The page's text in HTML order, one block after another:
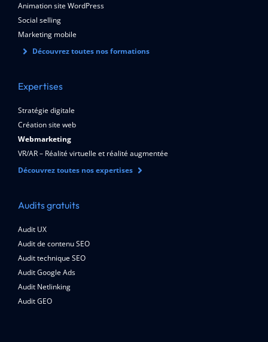
Animation site WordPress
Social selling
Marketing mobile
Découvrez toutes nos formations
Expertises
Stratégie digitale
Création site web
Webmarketing
VR/AR – Réalité virtuelle et réalité augmentée
Découvrez toutes nos expertises
Audits gratuits
Audit UX
Audit de contenu SEO
Audit technique SEO
Audit Google Ads
Audit Netlinking
Audit GEO